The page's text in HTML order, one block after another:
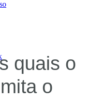
quais o
o